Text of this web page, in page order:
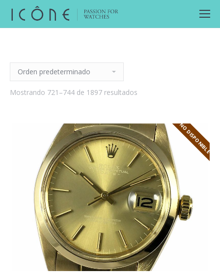
Mostrando 721–744 de 1897 resultados
NO DISPONIBLE